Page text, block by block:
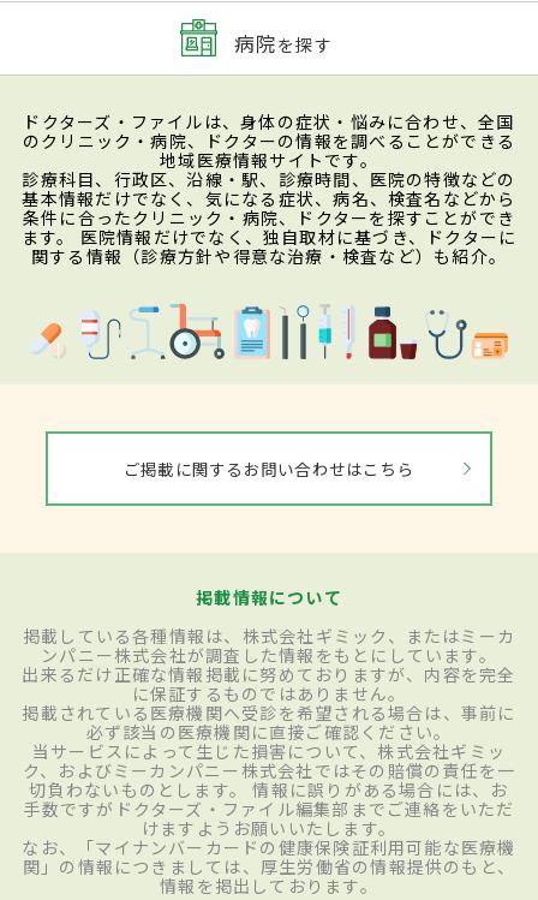
病院を探す
ドクターズ・ファイルは、身体の症状・悩みに合わせ、全国
のクリニック・病院、ドクターの情報を調べることができる
地域医療情報サイトです。
診療科目、行政区、沿線・駅、診療時間、医院の特徴などの
基本情報だけでなく、気になる症状、病名、検査名などから
条件に合ったクリニック・病院、ドクターを探すことができ
ます。 医院情報だけでなく、独自取材に基づき、ドクターに
関する情報（診療方針や得意な治療・検査など）も紹介。
ご掲載に関するお問い合わせはこちら
掲載情報について
掲載している各種情報は、株式会社ギミック、またはミーカ
ンパニー株式会社が調査した情報をもとにしています。
出来るだけ正確な情報掲載に努めておりますが、内容を完全
に保証するものではありません。
掲載されている医療機関へ受診を希望される場合は、事前に
必ず該当の医療機関に直接ご確認ください。
当サービスによって生じた損害について、株式会社ギミッ
ク、およびミーカンパニー株式会社ではその賠償の責任を一
切負わないものとします。 情報に誤りがある場合には、お
手数ですがドクターズ・ファイル編集部までご連絡をいただ
けますようお願いいたします。
なお、「マイナンバーカードの健康保険証利用可能な医療機
関」の情報につきましては、厚生労働省の情報提供のもと、
情報を掲出しております。